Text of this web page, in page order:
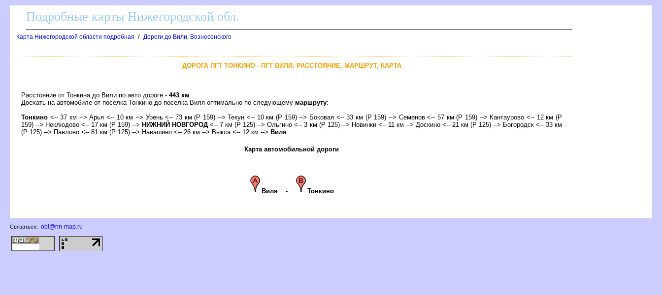
Подробные карты Нижегородской обл.
Карта Нижегородской области подробная / Дороги до Вили, Вознесенского
ДОРОГА ПГТ ТОНКИНО - ПГТ ВИЛЯ. РАССТОЯНИЕ, МАРШРУТ, КАРТА
Расстояние от Тонкина до Вили по авто дороге - 443 км
Доехать на автомобиле от поселка Тонкино до поселка Виля оптимально по следующему маршруту:
Тонкино <-- 37 км --> Арья <-- 10 км --> Урень <-- 73 км (Р 159) --> Текун <-- 10 км (Р 159) --> Боковая <-- 33 км (Р 159) --> Семенов <-- 57 км (Р 159) --> Кантаурово <-- 12 км (Р
159) --> Неклюдово <-- 17 км (Р 159) -->НИЖНИЙ НОВГОРОД <-- 7 км (Р 125) --> Ольгино <-- 3 км (Р 125) --> Новинки <-- 11 км --> Доскино <-- 21 км (Р 125) --> Богородск <-- 33 км
(Р 125) --> Павлово <-- 81 км (Р 125) --> Навашино <-- 26 км --> ыкса <-- 12 км --> иля
Карта автомобильной дороги
иля - Тонкино
Связаться: obl@nn-map.ru